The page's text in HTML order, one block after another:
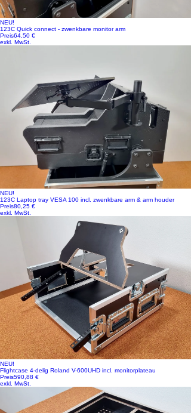
NEU!
123C Quick connect - zwenkbare monitor arm
Preis64,50 €
exkl. MwSt.
NEU!
123C Laptop tray VESA 100 incl. zwenkbare arm & arm houder
Preis80,25 €
exkl. MwSt.
NEU!
Flightcase 4-delig Roland V-600UHD incl. monitorplateau
Preis590,88 €
exkl. MwSt.